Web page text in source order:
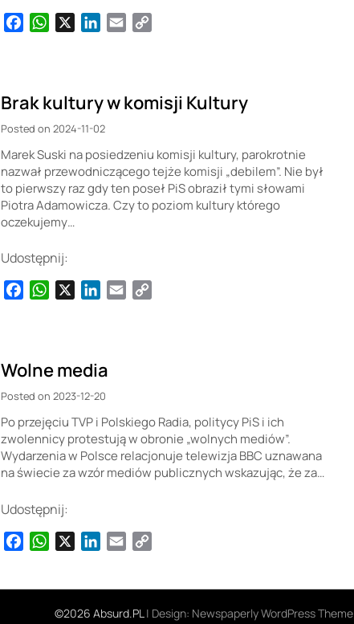
FacebookWhatsAppLinkedIn
Email
Brak kultury w komisji Kultury
Posted on 2024-11-02
Marek Suski na posiedzeniu komisji kultury, parokrotnie
nazwał przewodniczącego tejże komisji „debilem”. Nie był
to pierwszy raz gdy ten poseł PiS obraził tymi słowami
Piotra Adamowicza. Czy to poziom kultury którego
oczekujemy…
Udostępnij:
FacebookWhatsAppLinkedIn
Email
Wolne media
Posted on 2023-12-20
Po przejęciu TVP i Polskiego Radia, politycy PiS i ich
zwolennicy protestują w obronie „wolnych mediów”.
Wydarzenia w Polsce relacjonuje telewizja BBC uznawana
na świecie za wzór mediów publicznych wskazując, że za…
Udostępnij:
FacebookWhatsAppLinkedIn
Email
©2026 Absurd.PL | Design: Newspaperly WordPress Theme